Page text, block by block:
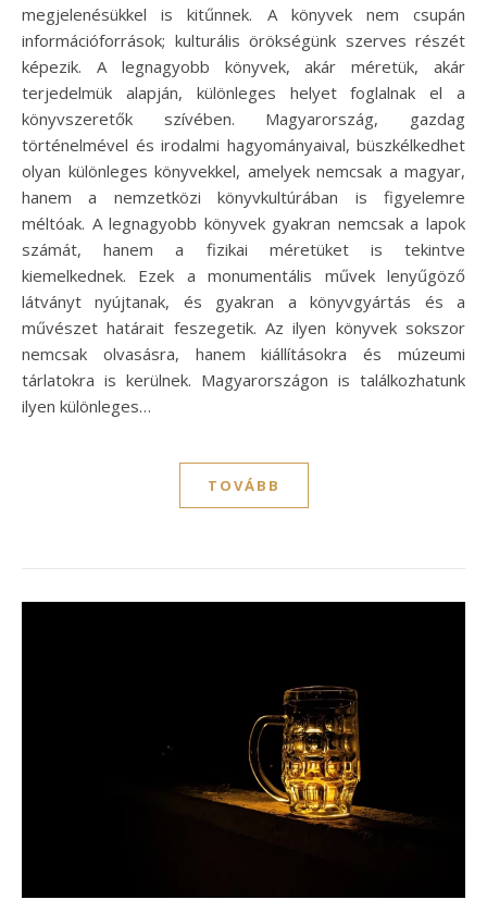
megjelenésükkel is kitűnnek. A könyvek nem csupán
információforrások; kulturális örökségünk szerves részét
képezik. A legnagyobb könyvek, akár méretük, akár
terjedelmük alapján, különleges helyet foglalnak el a
könyvszeretők szívében. Magyarország, gazdag
történelmével és irodalmi hagyományaival, büszkélkedhet
olyan különleges könyvekkel, amelyek nemcsak a magyar,
hanem a nemzetközi könyvkultúrában is figyelemre
méltóak. A legnagyobb könyvek gyakran nemcsak a lapok
számát, hanem a fizikai méretüket is tekintve
kiemelkednek. Ezek a monumentális művek lenyűgöző
látványt nyújtanak, és gyakran a könyvgyártás és a
művészet határait feszegetik. Az ilyen könyvek sokszor
nemcsak olvasásra, hanem kiállításokra és múzeumi
tárlatokra is kerülnek. Magyarországon is találkozhatunk
ilyen különleges…
TOVÁBB